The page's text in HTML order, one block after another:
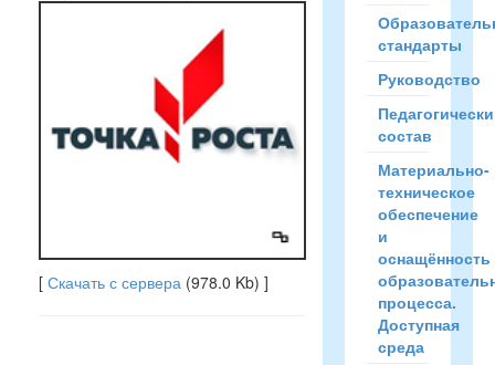
[ Скачать с сервера (978.0 Kb) ]
стандарты
Руководство
состав
Материально-
техническое
обеспечение
и
оснащённость
процесса.
Доступная
среда